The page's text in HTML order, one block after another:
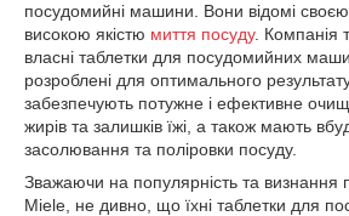
посудомийні машини. Вони відомі своєю
високою якістю миття посуду. Компанія
власні таблетки для посудомийних
розроблені для оптимального
забезпечують потужне і ефективне
жирів та залишків їжі, а також мають
засолювання та поліровки посуду.
Зважаючи на популярність та визнання
Miele, не дивно, що їхні таблетки для